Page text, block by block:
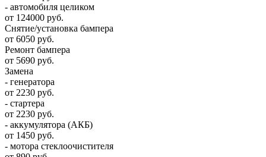
- автомобиля целиком
от 124000 руб.
Снятие/установка бампера
от 6050 руб.
Ремонт бампера
от 5690 руб.
Замена
- генератора
от 2230 руб.
- стартера
от 2230 руб.
- аккумулятора (АКБ)
от 1450 руб.
- мотора стеклоочистителя